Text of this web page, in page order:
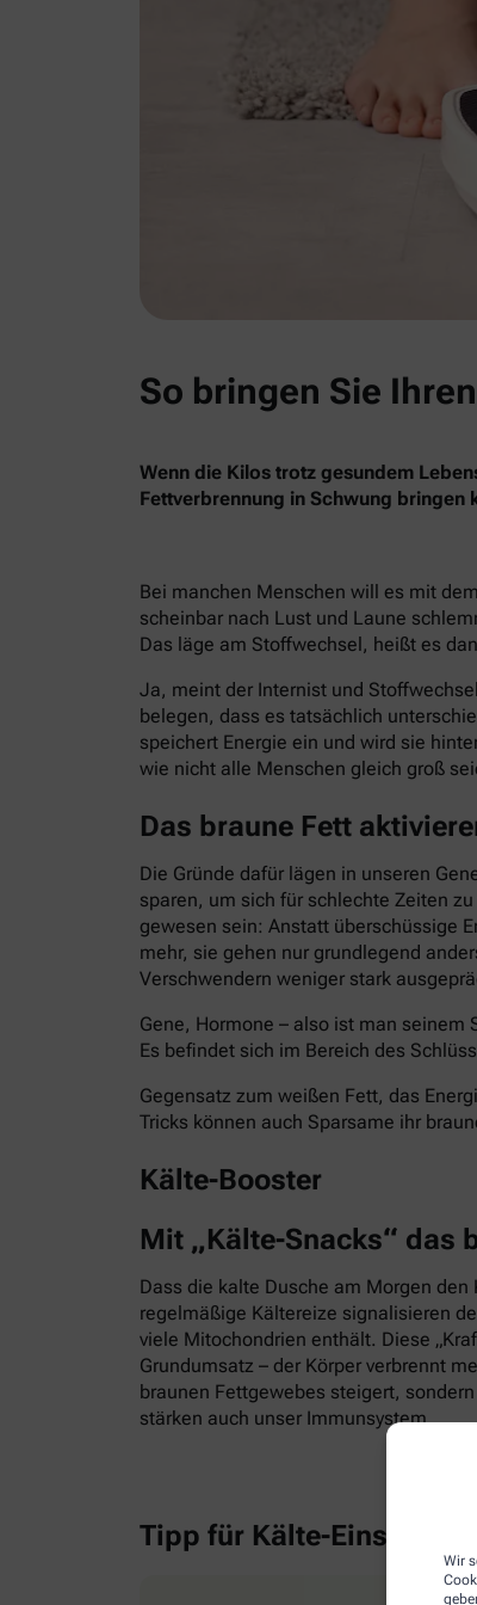
Wir
So bringen Sie
Wenn die Kilos trotz gesundem
Fettverbrennung in Schwung bringen
Bei manchen Menschen will es mit
scheinbar nach Lust und Laune
Das läge am Stoffwechsel, heißt es
Ja, meint der Internist und
belegen, dass es tatsächlich
speichert Energie ein und wird sie
wie nicht alle Menschen gleich groß
Das braune Fett
Die Gründe dafür lägen in unseren
sparen, um sich für schlechte Zeiten
gewesen sein: Anstatt überschüssige
mehr, sie gehen nur grundlegend
Verschwendern weniger stark
Gene, Hormone – also ist man
Es befindet sich im Bereich des
Gegensatz zum weißen Fett, das
Tricks können auch Sparsame ihr
Kälte-Booster
Mit „Kälte-Snacks“ das
Dass die kalte Dusche am Morgen
regelmäßige Kältereize signalisieren
viele Mitochondrien enthält. Diese
Grundumsatz – der Körper verbrennt
braunen Fettgewebes steigert,
stärken auch unser Immunsystem.
Tipp für Kälte-Einsteiger